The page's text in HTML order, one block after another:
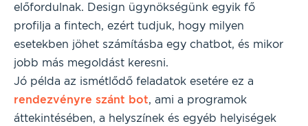
előfordulnak. Design ügynökségünk egyik fő
profilja a fintech, ezért tudjuk, hogy milyen
esetekben jöhet számításba egy chatbot, és mikor
jobb más megoldást keresni.
Jó példa az ismétlődő feladatok esetére ez a
rendezvényre szánt bot, ami a programok
áttekintésében, a helyszínek és egyéb helyiségek